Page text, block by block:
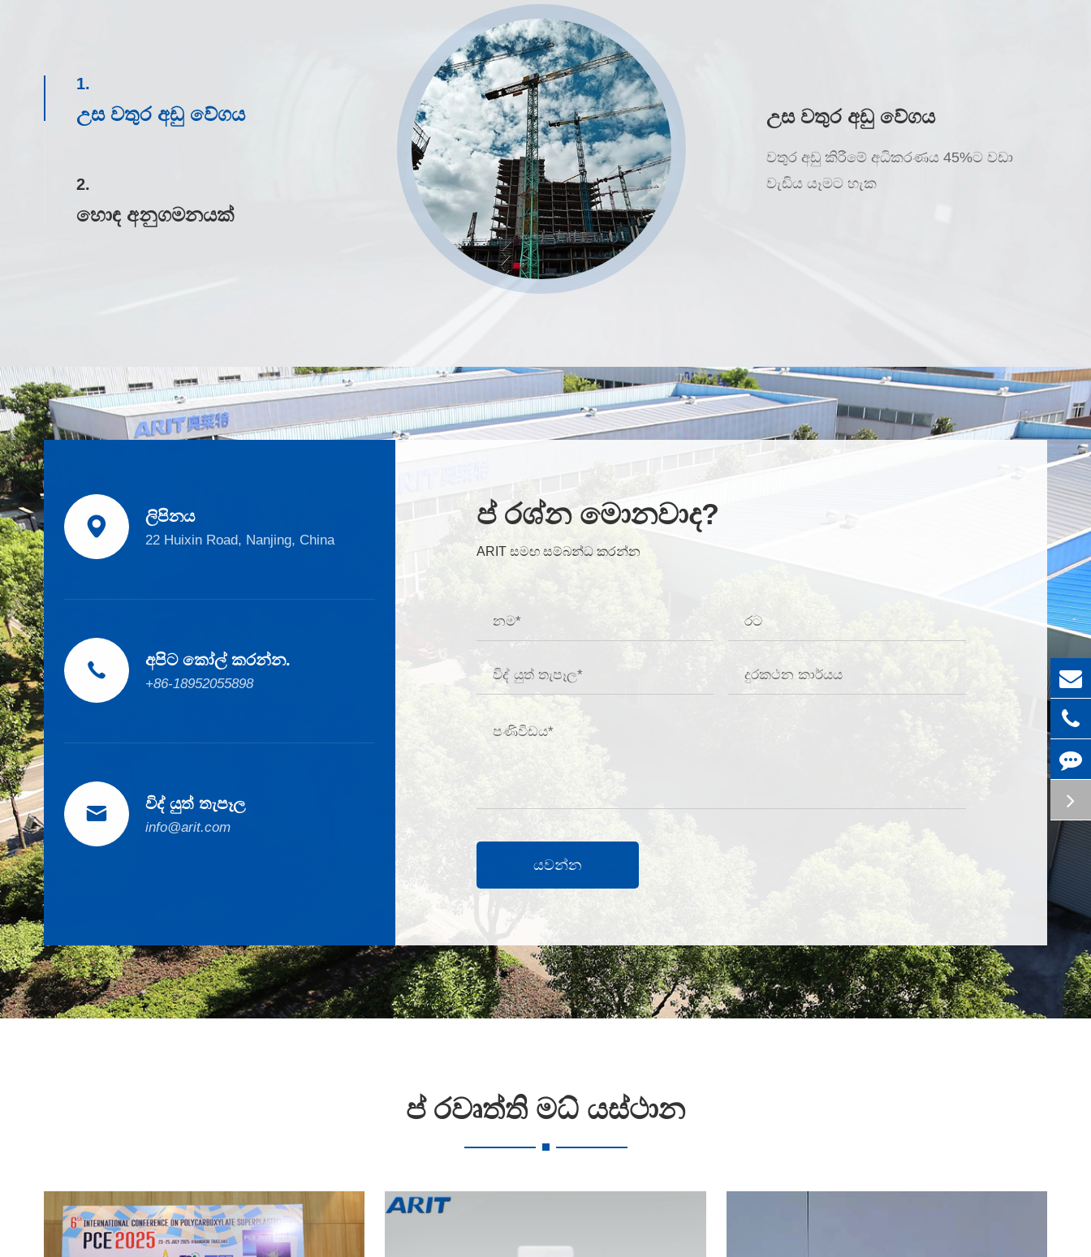
1.
උස වතුර අඩු වේගය
2.
හොඳ අනුගමනයක්
උස වතුර අඩු වේගය
වතුර අඩු කිරීමේ අධිකරණය 45%ට වඩා
වැඩිය යෑමට හැක
 ලිපිනය
22 Huixin Road, Nanjing, China
 අපිට කෝල් කරන්න.
+86-18952055898
 විද් යුත් තැපෑල
info@arit.com
ප් රශ්න මොනවාද?
ARIT සමඟ සම්බන්ධ කරන්න
යවන්න
ප් රවෘත්ති මධ් යස්ථාන